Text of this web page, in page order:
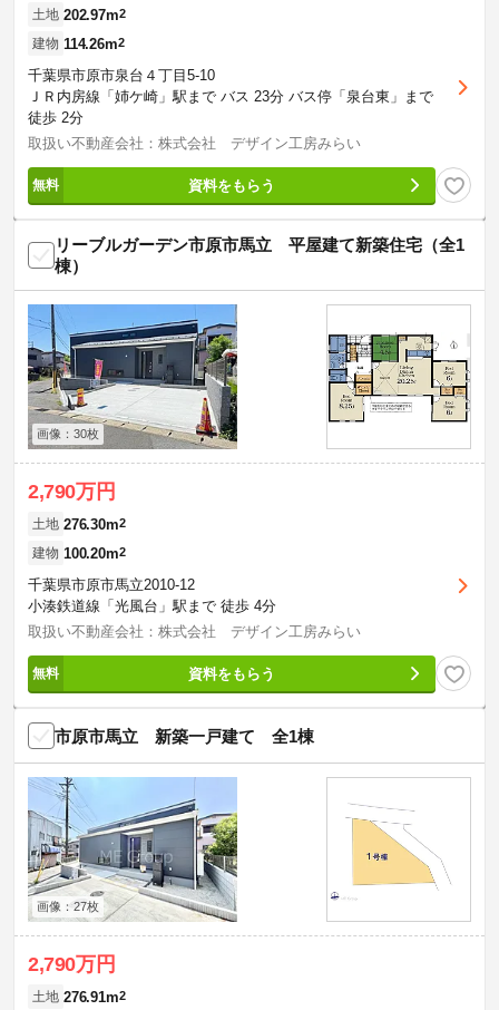
土地 202.97m2
建物 114.26m2
千葉県市原市泉台４丁目5-10
ＪＲ内房線「姉ケ崎」駅まで バス 23分 バス停「泉台東」まで
徒歩 2分
取扱い不動産会社：株式会社 デザイン工房みらい
資料をもらう
リーブルガーデン市原市馬立 平屋建て新築住宅（全1
棟）
画像：30枚
2,790万円
土地 276.30m2
建物 100.20m2
千葉県市原市馬立2010-12
小湊鉄道線「光風台」駅まで 徒歩 4分
取扱い不動産会社：株式会社 デザイン工房みらい
資料をもらう
市原市馬立 新築一戸建て 全1棟
画像：27枚
2,790万円
土地 276.91m2